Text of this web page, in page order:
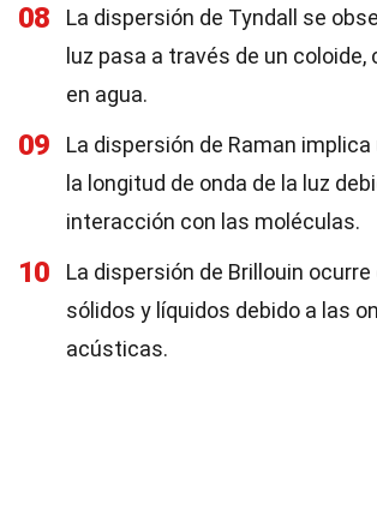
08
La dispersión de Tyndall se
luz pasa a través de un coloide,
en agua.
09 La dispersión de Raman implica
la longitud de onda de la luz
interacción con las moléculas.
10
La dispersión de Brillouin
sólidos y líquidos debido a las
acústicas.